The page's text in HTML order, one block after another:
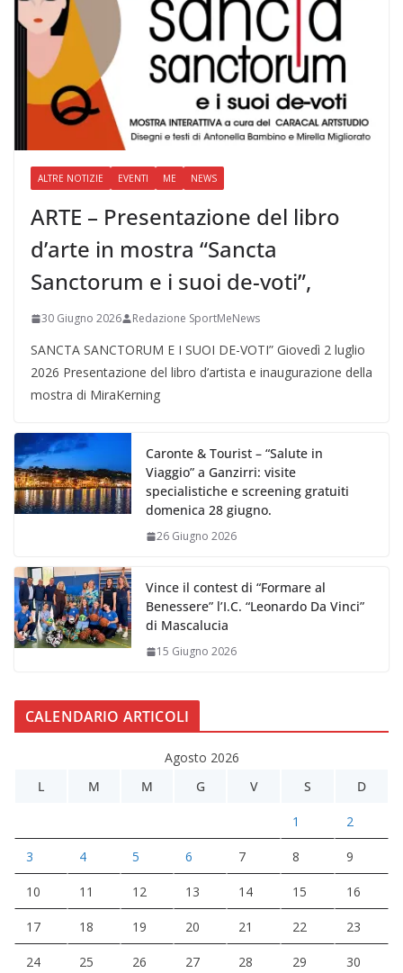
ALTRE NOTIZIE EVENTI ME NEWS
ARTE – Presentazione del libro
d’arte in mostra “Sancta
Sanctorum e i suoi de-voti”,
30 Giugno 2026 Redazione SportMeNews
SANCTA SANCTORUM E I SUOI DE-VOTI” Giovedì 2 luglio
2026 Presentazione del libro d’artista e inaugurazione della
mostra di MiraKerning
Caronte & Tourist – “Salute in
Viaggio” a Ganzirri: visite
specialistiche e screening gratuiti
domenica 28 giugno.
26 Giugno 2026
Vince il contest di “Formare al
Benessere” l’I.C. “Leonardo Da Vinci”
di Mascalucia
15 Giugno 2026
CALENDARIO ARTICOLI
Agosto 2026
L
M M G V S D
1 2
3 4 5 6 7 8 9
10 11 12 13 14 15 16
17 18 19 20 21 22 23
24 25 26 27 28 29 30